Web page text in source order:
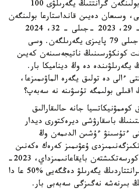
ءالى كۇنگە قانداستارعا بولىنگەن گرانتتىڭ يگەرىلۋى 100
وسىعان دەيىن قانداستارعا بولىنگەن
گرانتتىڭ 2022-جىلى – 29، 2023 -جىلى – 32، 2024
-جىلى – 60، 2025 -جىلى 79 پايىزى يگەرىلگەن. وسى
كونكۋرسىنىڭ ناتيجەسىنەن كەيىن
يگەرىلۋىندە دە وڭ ديناميكا بار.
ءالى دە تولىق يگەرە الماۋىمىزعا،
اقىلى بولىمگە تۇسۋىنە نە سەبەپ؟
جانە حالىقارالىق
باسقارۋشى ديرەكتورى ديدار
ءتۇسىنۋ ءۇشىن الدىمەن وڭ
ۇعۋىمىز كەرەك ەكەنىن
جەتكىزدى. جوعارىداعى كورسەتكىشتەن بايقاعانىمىزداي، 2023-
جىلعا دەيىن بولىنگەن گرانتتاردىڭ يگەرىلۋ دەڭگەيى %50 عا دا
بىرنەشە نەگىزگى سەبەبى بار.